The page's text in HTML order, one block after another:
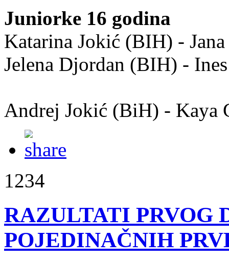
Juniorke 16 godina
Katarina Jokić (BIH) -
Jelena Djordan (BIH) -
Andrej Jokić (BiH) - Kaya
1234
RAZULTATI PRVOG
POJEDINAČNIH